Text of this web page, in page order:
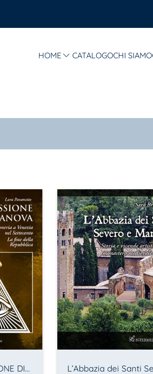
HOME CATALOGOCHI SIAMO
L’ULTIMA MISSIONE DI CASANOVA – La massoneria a Venezia nel Settecento – La fine della Repubblica